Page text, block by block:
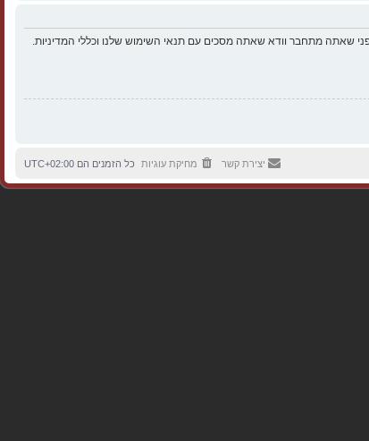
שאתה מתחבר וודא שאתה מסכים עם תנאי השימוש שלנו וכללי המדיניות.
כל הזמנים הם UTC+02:00 מחיקת עוגיות יצירת קשר